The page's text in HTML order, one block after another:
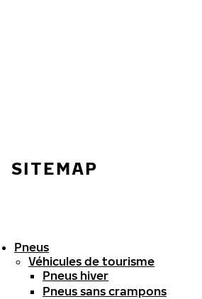
SITEMAP
Pneus
Véhicules de tourisme
Pneus hiver
Pneus sans crampons